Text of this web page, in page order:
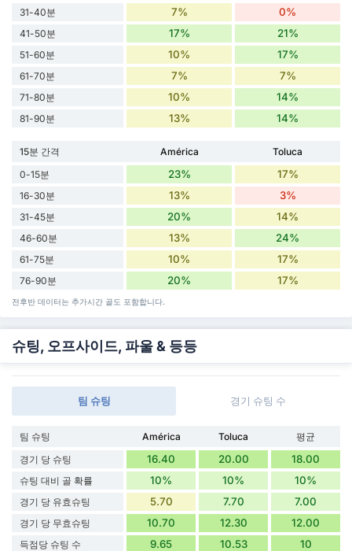
31-40분 7% 0%
41-50분 17% 21%
51-60분 10% 17%
61-70분 7% 7%
71-80분 10% 14%
81-90분 13% 14%
15분 간격 América
Toluca
0-15분
23% 17%
16-30분 13% 3%
31-45분 20% 14%
46-60분 13% 24%
61-75분 10% 17%
76-90분 20% 17%
전후반 데이터는 추가시간 골도 포함합니다.
슈팅, 오프사이드, 파울 & 등등
팀 슈팅 경기 슈팅 수
팀 슈팅 América Toluca
평균
경기 당 슈팅
16.40 20.00 18.00
슈팅 대비 골 확률 10% 10% 10%
경기 당 유효슈팅 5.70 7.70 7.00
경기 당 무효슈팅 10.70 12.30 12.00
득점당 슈팅 수 9.65 10.53 10